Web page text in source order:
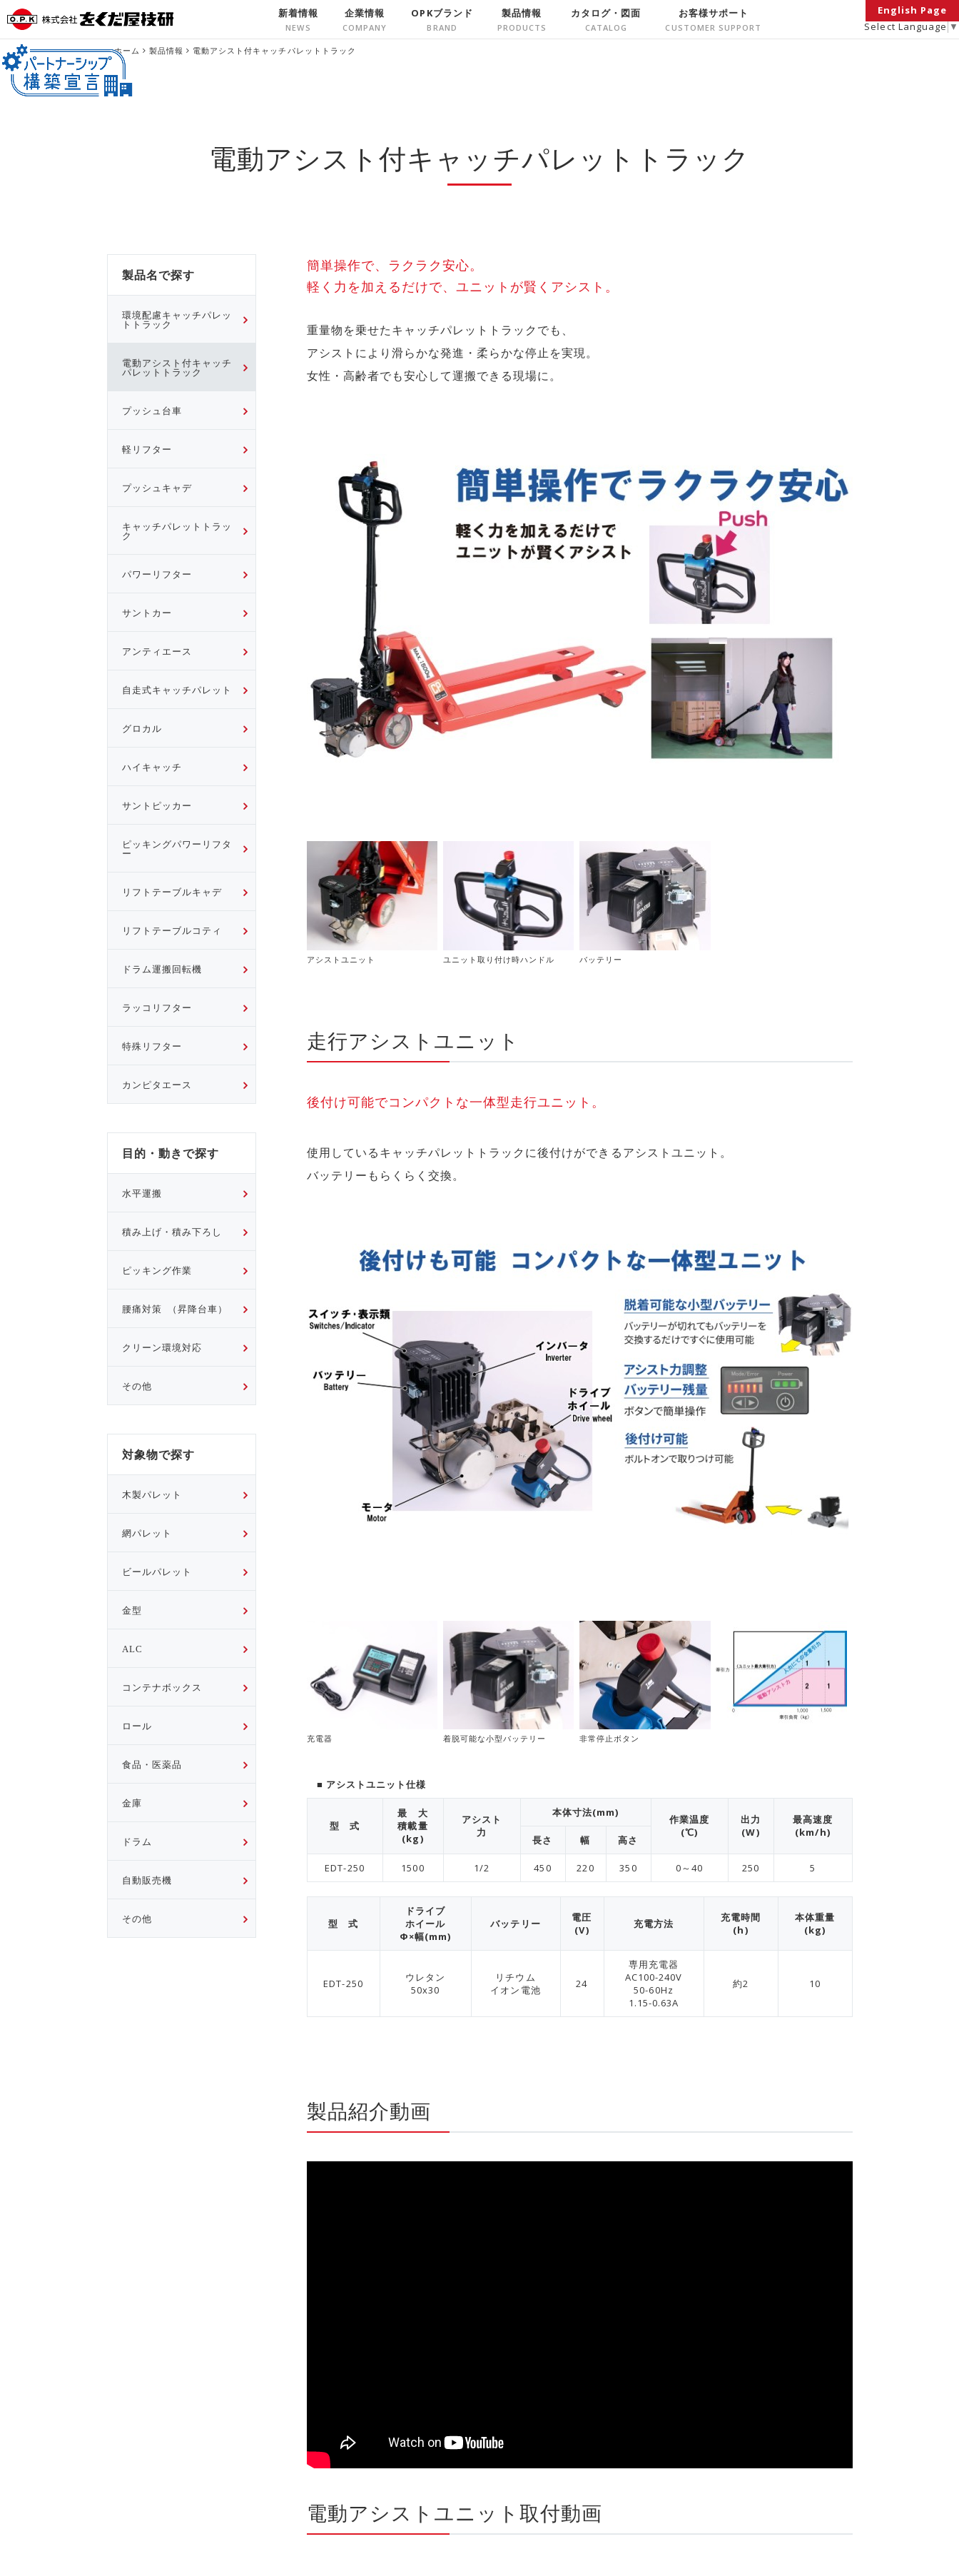
新着情報 企業情報 OPKブランド 製品情報 カタログ・図面 お客様サポート
English Page
Select Language ▼
ホーム 製品情報 電動アシスト付キャッチパレットトラック
電動アシスト付キャッチパレットトラック
簡単操作で、ラクラク安心。
軽く力を加えるだけで、ユニットが賢くアシスト。
重量物を乗せたキャッチパレットトラックでも、
アシストにより滑らかな発進・柔らかな停止を実現。
女性・高齢者でも安心して運搬できる現場に。
アシストユニット ユニット取り付け時ハンドル バッテリー
走行アシストユニット
後付け可能でコンパクトな一体型走行ユニット。
使用しているキャッチパレットトラックに後付けができるアシストユニット。
バッテリーもらくらく交換。
充電器 着脱可能な小型バッテリー 非常停止ボタン
■ アシストユニット仕様
型 式
最 大
積載量
(kg)
アシスト
力
本体寸法(mm)
作業温度
(℃)
出力
(W)
最高速度
(km/h)
長さ 幅 高さ
EDT-250 1500 1/2 450 220 350 0～40 250 5
型 式
ドライブ
ホイール
Φ×幅(mm)
バッテリー
電圧
(V)
充電方法
充電時間
(h)
本体重量
(kg)
EDT-250
ウレタン
50x30
リチウム
イオン電池
24
専用充電器
AC100-240V
50-60Hz
1.15-0.63A
約2 10
製品紹介動画
電動アシストユニット取付動画
製品名で探す
環境配慮キャッチパレッ
トトラック
電動アシスト付キャッチ
パレットトラック
プッシュ台車
軽リフター
プッシュキャデ
キャッチパレットトラッ
ク
パワーリフター
サントカー
アンティエース
自走式キャッチパレット
グロカル
ハイキャッチ
サントピッカー
ピッキングパワーリフタ
ー
リフトテーブルキャデ
リフトテーブルコティ
ドラム運搬回転機
ラッコリフター
特殊リフター
カンピタエース
目的・動きで探す
水平運搬
積み上げ・積み下ろし
ピッキング作業
腰痛対策 （昇降台車）
クリーン環境対応
その他
対象物で探す
木製パレット
網パレット
ビールパレット
金型
ALC
コンテナボックス
ロール
食品・医薬品
金庫
ドラム
自動販売機
その他